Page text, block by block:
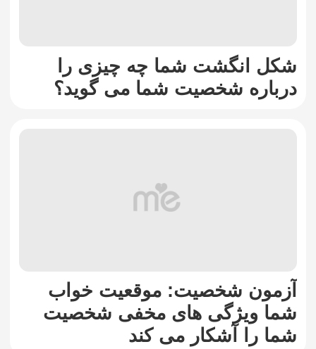
شکل انگشت شما چه چیزی را
درباره شخصیت شما می گوید؟
آزمون شخصیت: موقعیت خواب
شما ویژگی های مخفی شخصیت
شما را آشکار می کند